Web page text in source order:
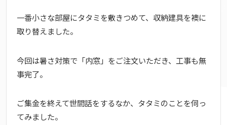
一番小さな部屋にタタミを敷きつめて、収納建具を襖に
取り替えました。
今回は暑さ対策で「内窓」をご注文いただき、工事も無
事完了。
ご集金を終えて世間話をするなか、タタミのことを伺っ
てみました。